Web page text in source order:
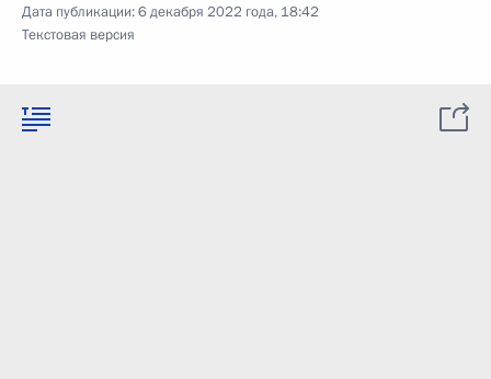
Дата публикации:6 декабря 2022 года, 18:42
Текстовая версия